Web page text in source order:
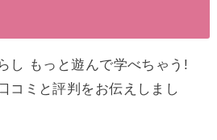
し もっと遊んで学べちゃう!
コミと評判をお伝えしまし